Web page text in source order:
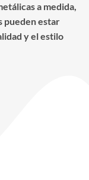
a medida,
pueden estar
y el estilo